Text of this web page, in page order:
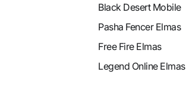
Black Desert Mobile
Pasha Fencer Elmas
Free Fire Elmas
Legend Online Elmas